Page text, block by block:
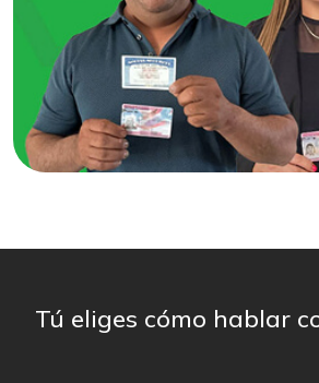
Tú eliges cómo hablar